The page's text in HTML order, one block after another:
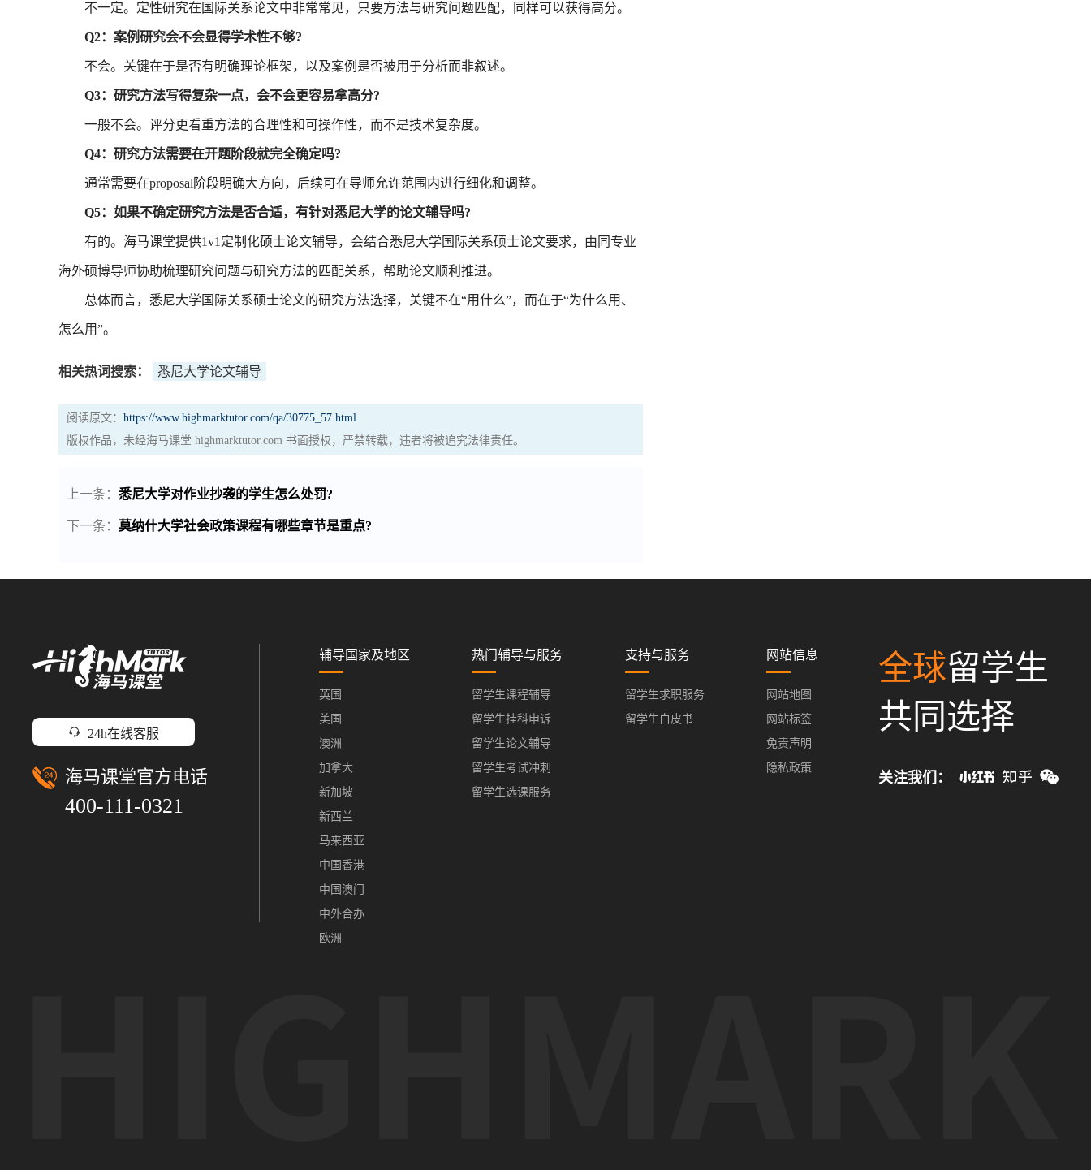
不一定。定性研究在国际关系论文中非常常见，只要方法与研究问题匹配，同样可以获得高分。
Q2：案例研究会不会显得学术性不够?
不会。关键在于是否有明确理论框架，以及案例是否被用于分析而非叙述。
Q3：研究方法写得复杂一点，会不会更容易拿高分?
一般不会。评分更看重方法的合理性和可操作性，而不是技术复杂度。
Q4：研究方法需要在开题阶段就完全确定吗?
通常需要在proposal阶段明确大方向，后续可在导师允许范围内进行细化和调整。
Q5：如果不确定研究方法是否合适，有针对悉尼大学的论文辅导吗?
有的。海马课堂提供1v1定制化硕士论文辅导，会结合悉尼大学国际关系硕士论文要求，由同专业
海外硕博导师协助梳理研究问题与研究方法的匹配关系，帮助论文顺利推进。
总体而言，悉尼大学国际关系硕士论文的研究方法选择，关键不在“用什么”，而在于“为什么用、
怎么用”。
相关热词搜索： 悉尼大学论文辅导
阅读原文： https://www.highmarktutor.com/qa/30775_57.html
版权作品，未经海马课堂 highmarktutor.com 书面授权，严禁转载，违者将被追究法律责任。
上一条： 悉尼大学对作业抄袭的学生怎么处罚?
下一条： 莫纳什大学社会政策课程有哪些章节是重点?
24h在线客服
海马课堂官方电话
400-111-0321
辅导国家及地区
英国
美国
澳洲
加拿大
新加坡
新西兰
马来西亚
中国香港
中国澳门
中外合办
欧洲
热门辅导与服务
留学生课程辅导
留学生挂科申诉
留学生论文辅导
留学生考试冲刺
留学生选课服务
支持与服务
留学生求职服务
留学生白皮书
网站信息
网站地图
网站标签
免责声明
隐私政策
全球留学生
共同选择
关注我们：